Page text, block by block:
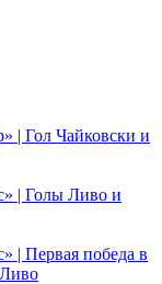
| Гол Чайковски и
| Голы Ливо и
| Первая победа в